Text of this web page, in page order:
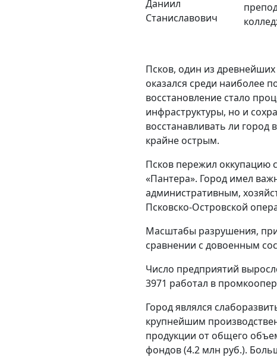
Псков, один из древнейших
оказался среди наиболее
восстановление стало
инфраструктуры, но и
восстанавливать ли
крайне острым.
Псков пережил оккупацию
«Пантера». Город имел
административным,
Псковско-Островской
Масштабы разрушения,
сравнении с довоенным
Число предприятий
3971 работал в
Город являлся
крупнейшим
продукции от общего
фондов (4.2 млн руб.).